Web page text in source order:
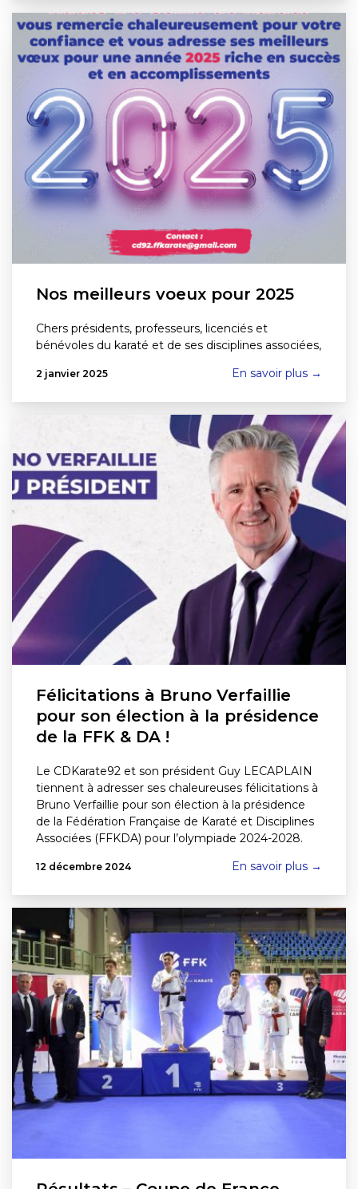
Nos meilleurs voeux pour 2025
Chers présidents, professeurs, licenciés et
bénévoles du karaté et de ses disciplines associées,
2 janvier 2025 En savoir plus →
Félicitations à Bruno Verfaillie
pour son élection à la présidence
de la FFK & DA !
Le CDKarate92 et son président Guy LECAPLAIN
tiennent à adresser ses chaleureuses félicitations à
Bruno Verfaillie pour son élection à la présidence
de la Fédération Française de Karaté et Disciplines
Associées (FFKDA) pour l’olympiade 2024-2028.
12 décembre 2024 En savoir plus →